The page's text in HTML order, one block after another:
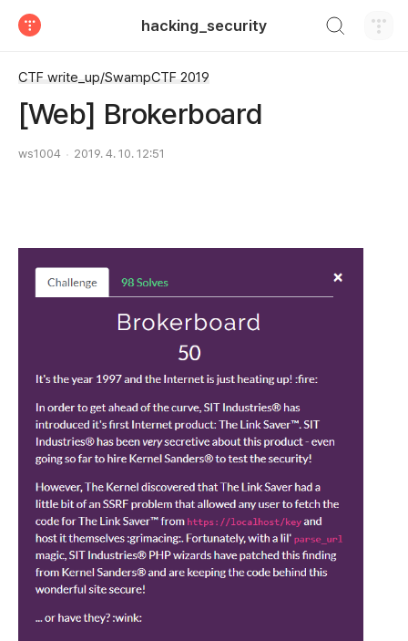
hacking_security
CTF write_up/SwampCTF 2019
[Web] Brokerboard
ws1004 2019. 4. 10. 12:51